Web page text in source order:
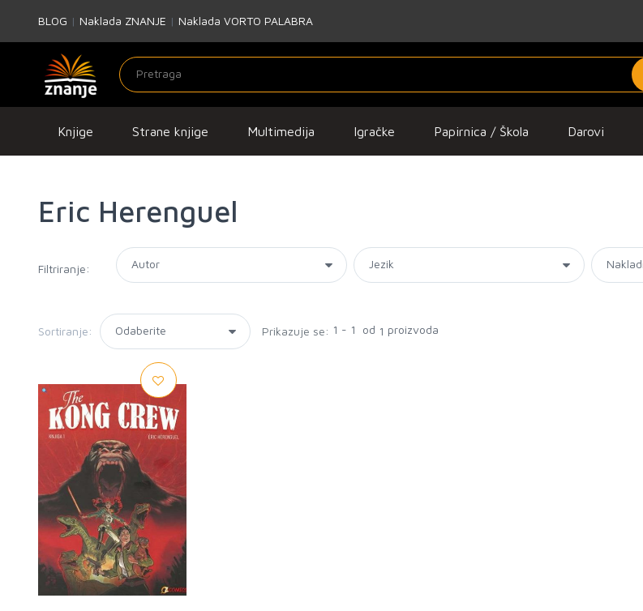
BLOG | Naklada ZNANJE | Naklada VORTO PALABRA
Knjige Strane knjige Multimedija Igračke Papirnica / Škola Darovi
Eric Herenguel
Filtriranje:
Sortiranje: Prikazuje se: 1 - 1 od 1 proizvoda